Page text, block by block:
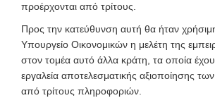
προέρχονται από τρίτους.
Προς την κατεύθυνση αυτή θα ήταν
Υπουργείο Οικονομικών η μελέτη της
στον τομέα αυτό άλλα κράτη, τα οποία
εργαλεία αποτελεσματικής αξιοποίησης
από τρίτους πληροφοριών.